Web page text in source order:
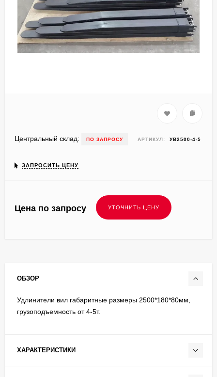
Центральный склад: ПО ЗАПРОСУ АРТИКУЛ: УВ2500-4-5
ЗАПРОСИТЬ ЦЕНУ
Цена по запросу
ОБЗОР
Удлинители вил габаритные размеры 2500*180*80мм,
грузоподъемность от 4-5т.
ХАРАКТЕРИСТИКИ